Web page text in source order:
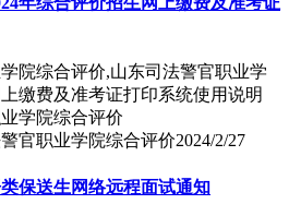
院综合评价,山东司法警官职业学
缴费及准考证打印系统使用说明
官职业学院综合评价2024/2/27
保送生网络远程面试通知